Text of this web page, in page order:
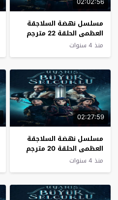
مسلسل نهضة السلاجقة
العظمى الحلقة 22 مترجم
منذ 4 سنوات
02:27:59
مسلسل نهضة السلاجقة
العظمى الحلقة 20 مترجم
منذ 4 سنوات